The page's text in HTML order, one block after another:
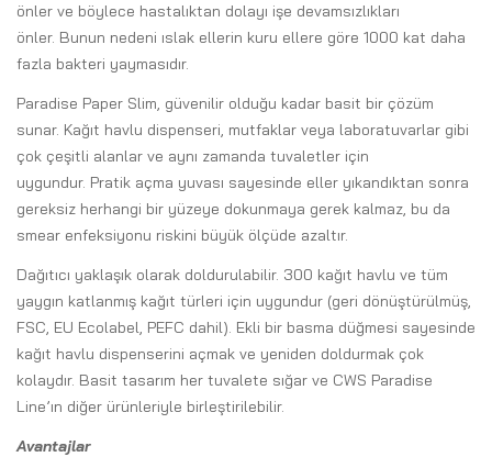
önler ve böylece hastalıktan dolayı işe devamsızlıkları
önler. Bunun nedeni ıslak ellerin kuru ellere göre 1000 kat daha
fazla bakteri yaymasıdır.
Paradise Paper Slim, güvenilir olduğu kadar basit bir çözüm
sunar. Kağıt havlu dispenseri, mutfaklar veya laboratuvarlar gibi
çok çeşitli alanlar ve aynı zamanda tuvaletler için
uygundur. Pratik açma yuvası sayesinde eller yıkandıktan sonra
gereksiz herhangi bir yüzeye dokunmaya gerek kalmaz, bu da
smear enfeksiyonu riskini büyük ölçüde azaltır.
Dağıtıcı yaklaşık olarak doldurulabilir. 300 kağıt havlu ve tüm
yaygın katlanmış kağıt türleri için uygundur (geri dönüştürülmüş,
FSC, EU Ecolabel, PEFC dahil). Ekli bir basma düğmesi sayesinde
kağıt havlu dispenserini açmak ve yeniden doldurmak çok
kolaydır. Basit tasarım her tuvalete sığar ve CWS Paradise
Line’ın diğer ürünleriyle birleştirilebilir.
Avantajlar